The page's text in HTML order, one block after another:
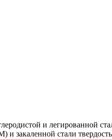
и легированной
закаленной стали